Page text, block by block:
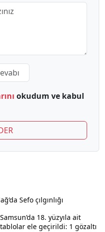
okudum ve kabul
Sefo çılgınlığı
Samsun’da 18. yüzyıla ait
tablolar ele geçirildi: 1 gözaltı